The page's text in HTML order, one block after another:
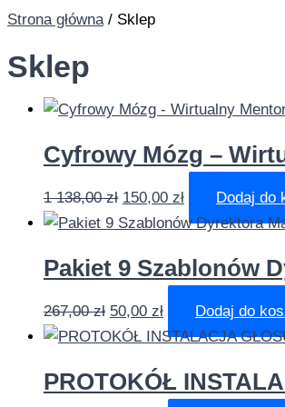
Przejdź
treści
Strona główna/ Sklep
Sklep
Cyfrowy Mózg –
1 138,00zł Pierwotna
cena
1
150,00 złAktualna
cena
150,00 zł.
Dodaj do
Pakiet 9 Szablonów
267,00zł Pierwotna
cena
267,00 zł.
50,00 złAktualna
cena
50,00 zł.
Dodaj do
PROTOKÓŁ